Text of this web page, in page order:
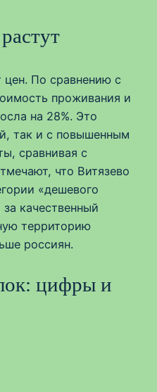
По сравнению с
проживания и
на 28%. Это
так и с повышенным
сравнивая с
что Витязево
«дешевого
качественный
территорию
россиян.
цифры и